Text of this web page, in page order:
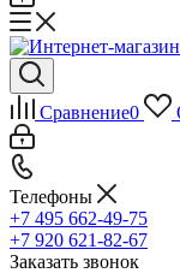
Сравнение0
Телефоны
+7 495 662-49-75
+7 920 621-82-67
Заказать звонок